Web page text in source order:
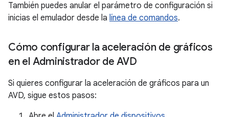
También puedes anular el parámetro de configuración si
inicias el emulador desde la línea de comandos.
Cómo configurar la aceleración de gráficos
en el Administrador de AVD
Si quieres configurar la aceleración de gráficos para un
AVD, sigue estos pasos: